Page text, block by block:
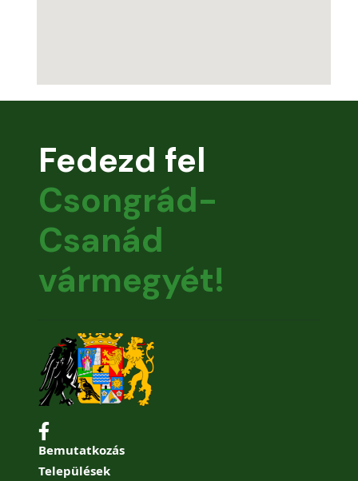
Fedezd fel
Csongrád-
Csanád
vármegyét!
Bemutatkozás
Települések